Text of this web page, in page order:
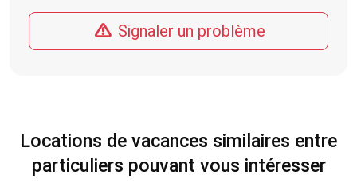
Signaler un problème
Locations de vacances similaires entre
particuliers pouvant vous intéresser